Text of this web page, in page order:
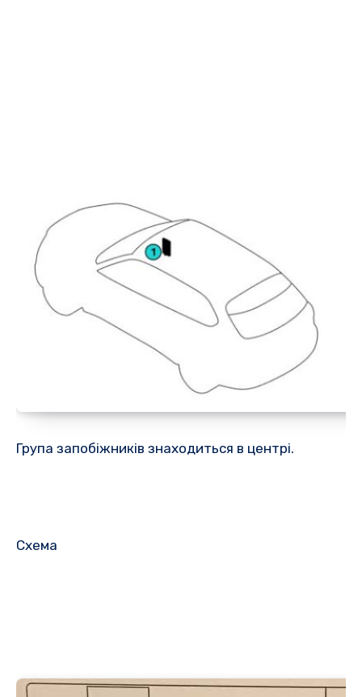
Група запобіжників знаходиться в центрі.
Схема